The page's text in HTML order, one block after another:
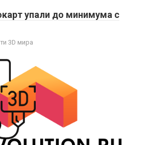
упали до минимума с
3D мира